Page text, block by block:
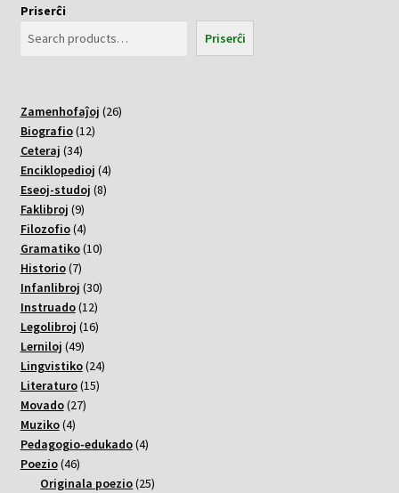
Priserĉi
Priserĉi
Zamenhofaĵoj 2626
Biografio 1212
Ceteraj 3434
varoj
Enciklopedioj 44
Eseoj-studoj 88
Faklibroj 99
varoj
Filozofio 44
varoj
Gramatiko 1010
Historio 77
varoj
Infanlibroj 3030
Instruado 1212
varoj
Legolibroj 1616
Lerniloj 4949
varoj
Lingvistiko 2424
Literaturo 1515
Movado 2727
Muziko 44
varoj
Pedagogio-edukado 44
Poezio 4646
varoj
Originala poezio 2525